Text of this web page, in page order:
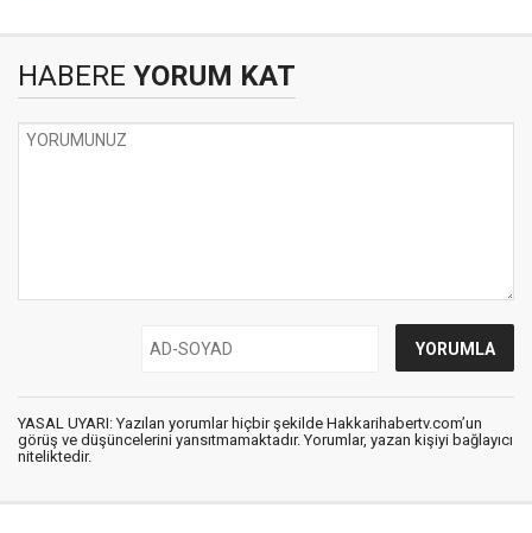
HABERE YORUM KAT
YASAL UYARI: Yazılan yorumlar hiçbir şekilde Hakkarihabertv.com’un
görüş ve düşüncelerini yansıtmamaktadır. Yorumlar, yazan kişiyi bağlayıcı
niteliktedir.